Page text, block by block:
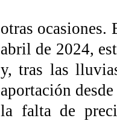
otras ocasiones.
abril de 2024,
y, tras las
aportación
la falta de